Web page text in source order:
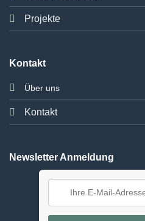
Projekte
Kontakt
Über uns
Kontakt
Newsletter Anmeldung